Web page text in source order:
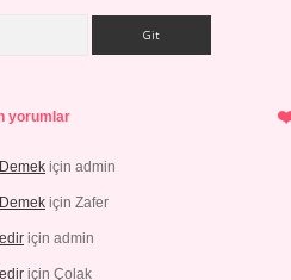
yorumlar
için admin
için Zafer
için admin
için Çolak